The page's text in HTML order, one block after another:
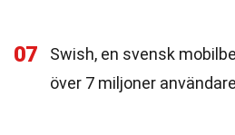
07
Swish, en svensk
över 7 miljoner